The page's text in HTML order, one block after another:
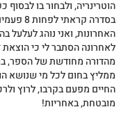
הוטרינריה, ולבחור בו לבסוף
בסדרה
האחרונות, ואני נוהג לעלעל
לאחרונה הסתבר לי כי הוצאת
מהדורה מחודשת של הספר,
ממליץ בחום לכל מי שנושא
החיים מפעם בקרבו, לרוץ
מובטחת, באחריות!